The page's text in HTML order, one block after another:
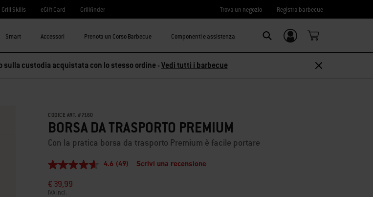
Grill Skills eGift Card Grillfinder Trova un negozio Registra barbecue
Smart Accessori Prenota un Corso Barbecue Componenti e assistenza
Accedi/
Registrati
sulla custodia acquistata con lo stesso ordine -Vedi tutti i barbecue
CODICE ART. # 7160
BORSA DA TRASPORTO PREMIUM
Con la pratica borsa da trasporto Premium è facile portare
4.6
su
5
4.6 (49) Scrivi una recensione
€ 39,99
IVA incl.